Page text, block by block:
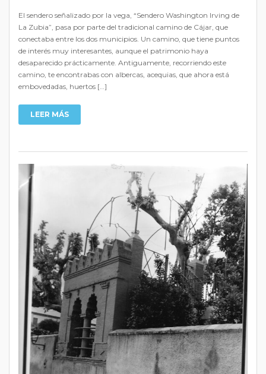
El sendero señalizado por la vega, “Sendero Washington Irving de
La Zubia”, pasa por parte del tradicional camino de Cájar, que
conectaba entre los dos municipios. Un camino, que tiene puntos
de interés muy interesantes, aunque el patrimonio haya
desaparecido prácticamente. Antiguamente, recorriendo este
camino, te encontrabas con albercas, acequias, que ahora está
embovedadas, huertos […]
LEER MÁS